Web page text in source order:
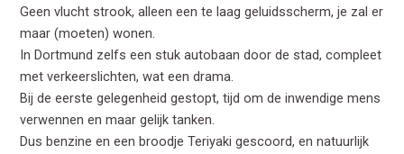
Geen vlucht strook, alleen een te laag geluidsscherm, je zal er
maar (moeten) wonen.
In Dortmund zelfs een stuk autobaan door de stad, compleet
met verkeerslichten, wat een drama.
Bij de eerste gelegenheid gestopt, tijd om de inwendige mens
verwennen en maar gelijk tanken.
Dus benzine en een broodje Teriyaki gescoord, en natuurlijk